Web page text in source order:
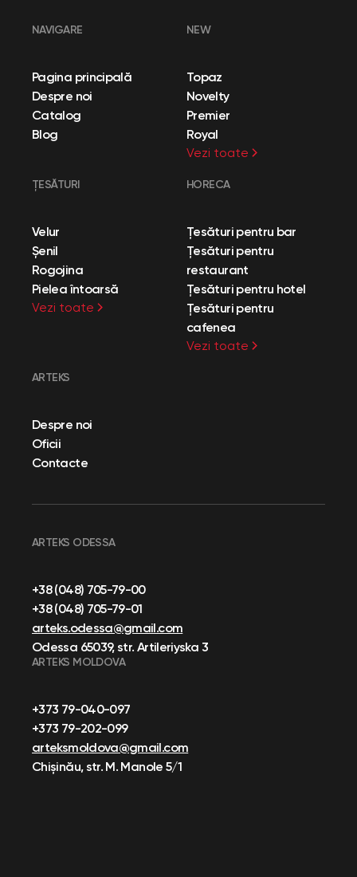
NAVIGARE
Pagina principală
Despre noi
Catalog
Blog
NEW
Topaz
Novelty
Premier
Royal
Vezi toate
ȚESĂTURI
Velur
Șenil
Rogojina
Pielea întoarsă
Vezi toate
HORECA
Țesături pentru bar
Țesături pentru
restaurant
Țesături pentru hotel
Țesături pentru
cafenea
Vezi toate
ARTEKS
Despre noi
Oficii
Contacte
ARTEKS ODESSA
+38 (048) 705-79-00
+38 (048) 705-79-01
arteks.odessa@gmail.com
Odessa 65039, str. Artileriyska 3
ARTEKS MOLDOVA
+373 79-040-097
+373 79-202-099
arteksmoldova@gmail.com
Chișinău, str. M. Manole 5/1